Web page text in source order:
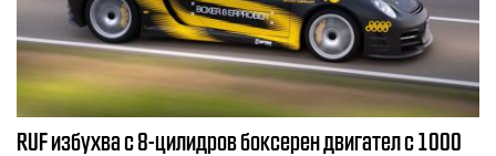
RUF избухва с 8-цилидров боксерен двигател с 1000